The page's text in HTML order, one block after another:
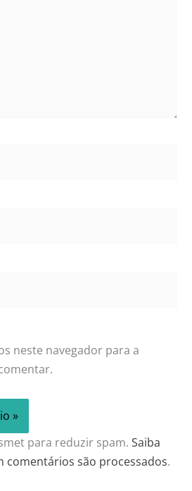
neste navegador para a
para reduzir spam. Saiba
comentários são processados.